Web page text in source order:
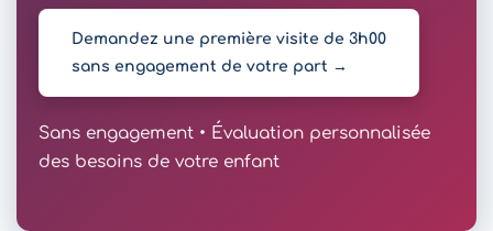
Demandez une première visite de 3h00
sans engagement de votre part →
Sans engagement • Évaluation personnalisée
des besoins de votre enfant